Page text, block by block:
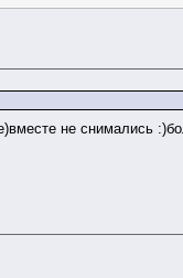
не снимались